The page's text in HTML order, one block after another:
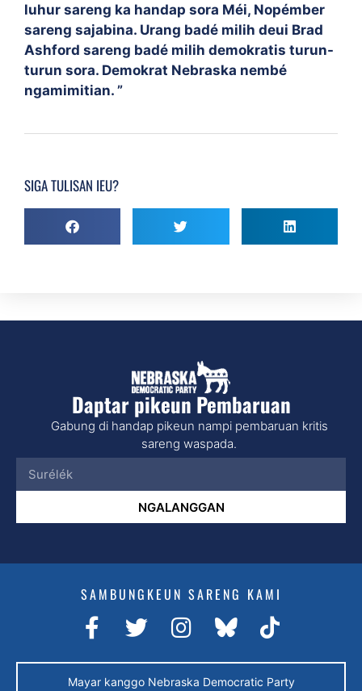
luhur sareng ka handap sora Méi, Nopémber
sareng sajabina. Urang badé milih deui Brad
Ashford sareng badé milih demokratis turun-
turun sora. Demokrat Nebraska nembé
ngamimitian. ”
SIGA TULISAN IEU?
Daptar pikeun Pembaruan
Gabung di handap pikeun nampi pembaruan kritis
sareng waspada.
NGALANGGAN
SAMBUNGKEUN SARENG KAMI
Mayar kanggo Nebraska Democratic Party